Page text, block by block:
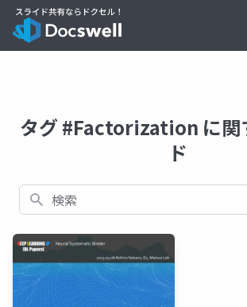
タグ #Factorization に関
ド
検索